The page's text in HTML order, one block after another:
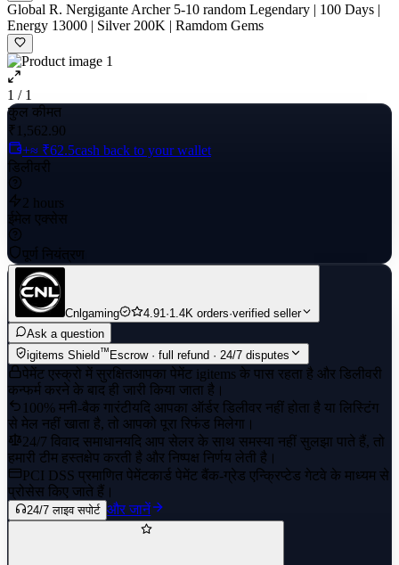
Global R. Nergigante Archer 5-10 random Legendary | 100 Days |
Energy 13000 | Silver 200K | Ramdom Gems
1 / 1
कुल कीमत
₹1,562.90
+≈ ₹62.5cash back to your wallet
डिलीवरी
2 hours
ईमेल एक्सेस
पूर्ण नियंत्रण
Cnlgaming 4.91·1.4K orders·verified seller
Ask a question
igitems Shield™Escrow · full refund · 24/7 disputes
पेमेंट एस्क्रो में सुरक्षितआपका पेमेंट igitems के पास रहता है और डिलीवरी
कन्फर्म करने के बाद ही जारी किया जाता है।
100% मनी-बैक गारंटीयदि आपका ऑर्डर डिलीवर नहीं होता है या लिस्टिंग
से मेल नहीं खाता है, तो आपको पूरा रिफंड मिलेगा।
24/7 विवाद समाधानयदि आप सेलर के साथ समस्या नहीं सुलझा पाते हैं, तो
हमारी टीम हस्तक्षेप करती है और निष्पक्ष निर्णय लेती है।
PCI DSS प्रमाणित पेमेंटकार्ड पेमेंट बैंक-ग्रेड एन्क्रिप्टेड गेटवे के माध्यम से
प्रोसेस किए जाते हैं।
24/7 लाइव सपोर्ट और जानें